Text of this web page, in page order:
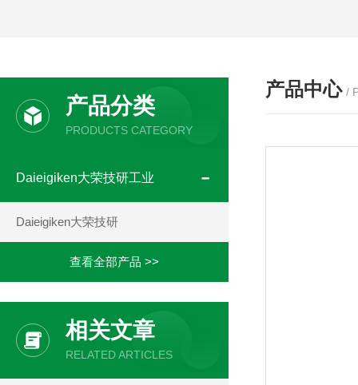
产品中心 /
产品分类
PRODUCTS CATEGORY
Daieigiken大荣技研工业
Daieigiken大荣技研
查看全部产品 >>
相关文章
RELATED ARTICLES